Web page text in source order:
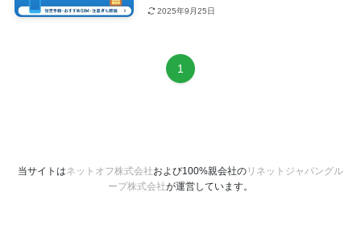
2025年9月25日
1
当サイトはネットオフ株式会社および100%親会社の リネットジャパングル
ープ株式会社が運営しています。